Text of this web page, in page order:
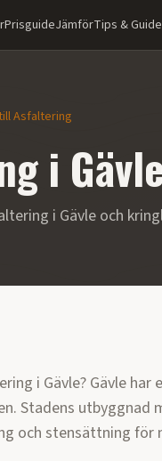
PrisguideJämförTips &
Asfaltering
i Gävle
i Gävleoch
i Gävle? Gävle har
Stadens utbyggnad
och stensättning för